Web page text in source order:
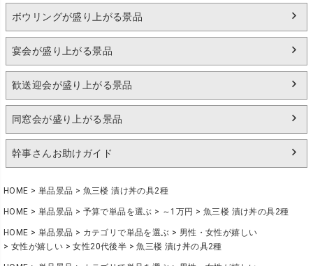
ボウリングが盛り上がる景品
宴会が盛り上がる景品
歓送迎会が盛り上がる景品
同窓会が盛り上がる景品
幹事さんお助けガイド
HOME 単品景品 魚三楼 漬け丼の具2種
HOME 単品景品 予算で単品を選ぶ ～1万円 魚三楼 漬け丼の具2種
HOME 単品景品 カテゴリで単品を選ぶ
男性・女性が嬉しい
女性が嬉しい
女性20代後半 魚三楼 漬け丼の具2種